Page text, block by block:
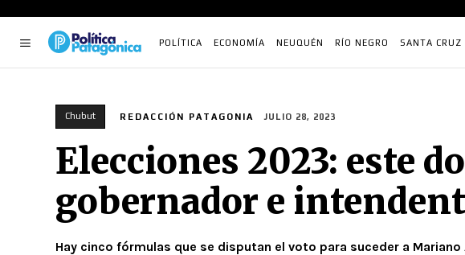
POLÍTICA ECONOMÍA NEUQUÉN RÍO NEGRO SANTA CRUZ
Chubut REDACCIÓN PATAGONIA JULIO 28, 2023
Elecciones 2023: este
gobernador e
Hay cinco fórmulas que se disputan el voto para suceder a